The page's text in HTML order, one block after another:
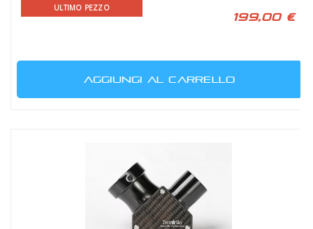
ULTIMO PEZZO
199,00 €
AGGIUNGI AL CARRELLO